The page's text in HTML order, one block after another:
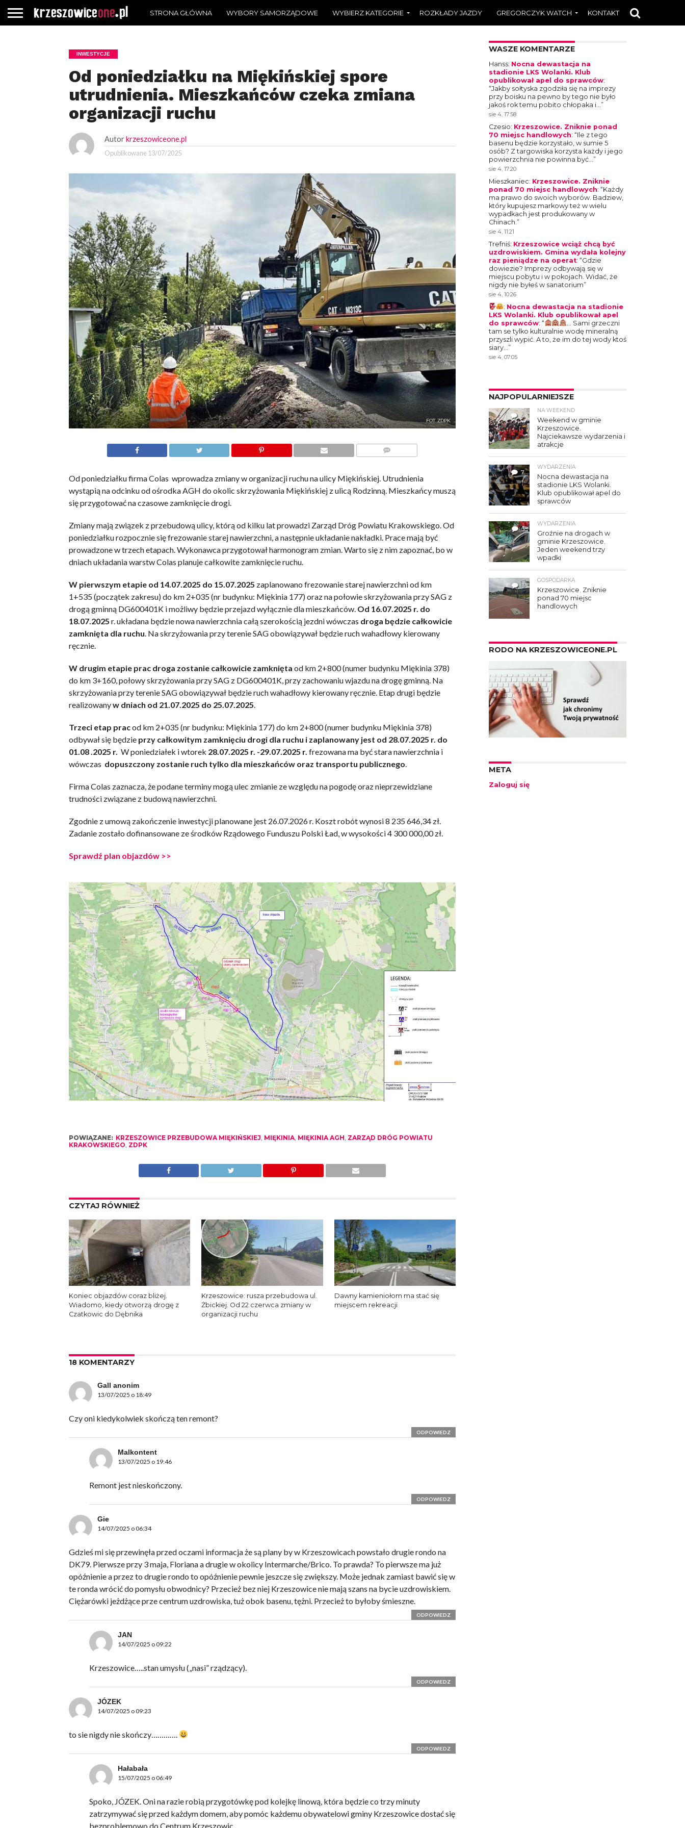
STRONA GŁÓWNA WYBORY SAMORZĄDOWE WYBIERZ KATEGORIE ROZKŁADY JAZDY GREGORCZYK WATCH KONTAKT
INWESTYCJE
Od poniedziałku na Miękińskiej spore
utrudnienia. Mieszkańców czeka zmiana
organizacji ruchu
Autor krzeszowiceone.pl
Opublikowane 13/07/2025
FOT. ZDPK
Od poniedziałku firma Colas wprowadza zmiany w organizacji ruchu na ulicy Miękińskiej. Utrudnienia
wystąpią na odcinku od ośrodka AGH do okolic skrzyżowania Miękińskiej z ulicą Rodzinną. Mieszkańcy muszą
się przygotować na czasowe zamknięcie drogi.
Zmiany mają związek z przebudową ulicy, którą od kilku lat prowadzi Zarząd Dróg Powiatu Krakowskiego. Od
poniedziałku rozpocznie się frezowanie starej nawierzchni, a następnie układanie nakładki. Prace mają być
prowadzone w trzech etapach. Wykonawca przygotował harmonogram zmian. Warto się z nim zapoznać, bo w
dniach układania warstw Colas planuje całkowite zamknięcie ruchu.
W pierwszym etapie od 14.07.2025 do 15.07.2025 zaplanowano frezowanie starej nawierzchni od km
1+535 (początek zakresu) do km 2+035 (nr budynku: Miękinia 177) oraz na połowie skrzyżowania przy SAG z
drogą gminną DG600401K i możliwy będzie przejazd wyłącznie dla mieszkańców. Od 16.07.2025 r. do
18.07.2025 r. układana będzie nowa nawierzchnia całą szerokością jezdni wówczas droga będzie całkowicie
zamknięta dla ruchu. Na skrzyżowania przy terenie SAG obowiązywał będzie ruch wahadłowy kierowany
ręcznie.
W drugim etapie prac droga zostanie całkowicie zamknięta od km 2+800 (numer budynku Miękinia 378)
do km 3+160, połowy skrzyżowania przy SAG z DG600401K, przy zachowaniu wjazdu na drogę gminną. Na
skrzyżowania przy terenie SAG obowiązywał będzie ruch wahadłowy kierowany ręcznie. Etap drugi będzie
realizowanyw dniach od 21.07.2025 do 25.07.2025.
Trzeci etap pracod km 2+035 (nr budynku: Miękinia 177) do km 2+800 (numer budynku Miękinia 378)
odbywał się będzie przy całkowitym zamknięciu drogi dla ruchu i zaplanowany jest od 28.07.2025 r. do
01.08 .2025 r. W poniedziałek i wtorek 28.07.2025 r. -29.07.2025 r. frezowana ma być stara nawierzchnia i
wówczas dopuszczony zostanie ruch tylko dla mieszkańców oraz transportu publicznego.
Firma Colas zaznacza, że podane terminy mogą ulec zmianie ze względu na pogodę oraz nieprzewidziane
trudności związane z budową nawierzchni.
Zgodnie z umową zakończenie inwestycji planowane jest 26.07.2026 r. Koszt robót wynosi 8 235 646,34 zł.
Zadanie zostało dofinansowane ze środków Rządowego Funduszu Polski Ład, w wysokości 4 300 000,00 zł.
Sprawdź plan objazdów >>
POWIĄZANE: KRZESZOWICE PRZEBUDOWA MIĘKIŃSKIEJ MIĘKINIA, MIĘKINIA AGH ZARZĄD DRÓG POWIATU
KRAKOWSKIEGO ZDPK
CZYTAJ RÓWNIEŻ
Koniec objazdów coraz bliżej.
Wiadomo, kiedy otworzą drogę z
Czatkowic do Dębnika
Krzeszowice: rusza przebudowa ul.
Żbickiej. Od 22 czerwca zmiany w
organizacji ruchu
Dawny kamieniołom ma stać się
miejscem rekreacji
18 KOMENTARZY
Gall anonim
13/07/2025 o 18:49
Czy oni kiedykolwiek skończą ten remont?
ODPOWIEDZ
Malkontent
13/07/2025 o 19:46
Remont jest nieskończony.
ODPOWIEDZ
Gie
14/07/2025 o 06:34
Gdzieś mi się przewinęła przed oczami informacja że są plany by w Krzeszowicach powstało drugie rondo na
DK79. Pierwsze przy 3 maja, Floriana a drugie w okolicy Intermarche/Brico. To prawda? To pierwsze ma już
opóźnienie a przez to drugie rondo to opóźnienie pewnie jeszcze się zwiększy. Może jednak zamiast bawić się w
te ronda wrócić do pomysłu obwodnicy? Przecież bez niej Krzeszowice nie mają szans na bycie uzdrowiskiem.
Ciężarówki jeżdżące prze centrum uzdrowiska, tuż obok basenu, tężni. Przecież to byłoby śmieszne.
ODPOWIEDZ
JAN
14/07/2025 o 09:22
Krzeszowice…..stan umysłu („nasi” rządzący).
ODPOWIEDZ
JÓZEK
14/07/2025 o 09:23
to sie nigdy nie skończy………….
ODPOWIEDZ
Hałabała
15/07/2025 o 06:49
Spoko, JÓZEK. Oni na razie robią przygotówkę pod kolejkę linową, która będzie co trzy minuty
zatrzymywać się przed każdym domem, aby pomóc każdemu obywatelowi gminy Krzeszowice dostać się
bezproblemowo do Centrum Krzeszowic.
WASZE KOMENTARZE
Hanss: Nocna dewastacja na
stadionie LKS Wolanki. Klub
opublikował apel do sprawców:
“Jakby sołtyska zgodziła się na imprezy
przy boisku na pewno by tego nie było
jakoś rok temu pobito chłopaka i…”
sie 4, 17:58
Czesio: Krzeszowice. Zniknie ponad
70 miejsc handlowych: “Ile z tego
basenu będzie korzystało, w sumie 5
osób? Z targowiska korzysta każdy i jego
powierzchnia nie powinna być…”
sie 4, 17:20
Mieszkaniec: Krzeszowice. Zniknie
ponad 70 miejsc handlowych: “Każdy
ma prawo do swoich wyborów. Badziew,
który kupujesz markowy też w wielu
wypadkach jest produkowany w
Chinach.”
sie 4, 11:21
Trefniś: Krzeszowice wciąż chcą być
uzdrowiskiem. Gmina wydała kolejny
raz pieniądze na operat: “Gdzie
dowiezie? Imprezy odbywają się w
miejscu pobytu i w pokojach. Widać, że
nigdy nie byłeś w sanatorium”
sie 4, 10:26
: Nocna dewastacja na stadionie
LKS Wolanki. Klub opublikował apel
do sprawców: “
… Sami grzeczni
tam se tylko kulturalnie wodę mineralną
przyszli wypić. A to, że im do tej wody ktoś
siary…”
sie 4, 07:05
NAJPOPULARNIEJSZE
4
NA WEEKEND
Weekend w gminie
Krzeszowice.
Najciekawsze wydarzenia i
atrakcje
7
WYDARZENIA
Nocna dewastacja na
stadionie LKS Wolanki.
Klub opublikował apel do
sprawców
3
WYDARZENIA
Groźnie na drogach w
gminie Krzeszowice.
Jeden weekend trzy
wpadki
3
GOSPODARKA
Krzeszowice. Zniknie
ponad 70 miejsc
handlowych
RODO NA KRZESZOWICEONE.PL
META
Zaloguj się